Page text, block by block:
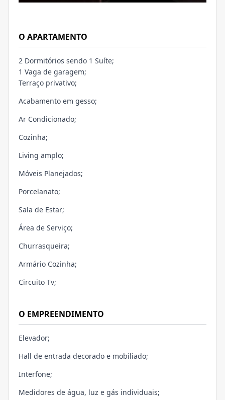
O APARTAMENTO
2 Dormitórios sendo 1 Suíte;
1 Vaga de garagem;
Terraço privativo;
Acabamento em gesso;
Ar Condicionado;
Cozinha;
Living amplo;
Móveis Planejados;
Porcelanato;
Sala de Estar;
Área de Serviço;
Churrasqueira;
Armário Cozinha;
Circuito Tv;
O EMPREENDIMENTO
Elevador;
Hall de entrada decorado e mobiliado;
Interfone;
Medidores de água, luz e gás individuais;